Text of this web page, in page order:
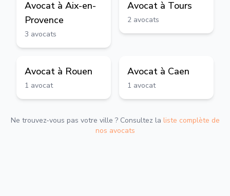
Avocat à Aix-en-
Provence
3 avocats
Avocat à Tours
2 avocats
Avocat à Rouen
1 avocat
Avocat à Caen
1 avocat
Ne trouvez-vous pas votre ville ? Consultez la liste complète de
nos avocats